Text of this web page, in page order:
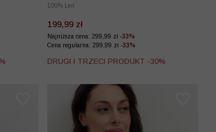
100% Len
199,99 zł
Najniższa cena: 299,99 zł -33%
Cena regularna: 299,99 zł -33%
DRUGI I TRZECI PRODUKT -30%